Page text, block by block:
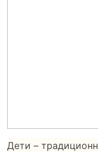
Дети –